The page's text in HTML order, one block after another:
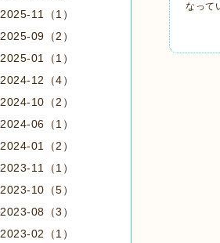
なって
2025-11（1）
2025-09（2）
2025-01（1）
2024-12（4）
2024-10（2）
2024-06（1）
2024-01（2）
2023-11（1）
2023-10（5）
2023-08（3）
2023-02（1）